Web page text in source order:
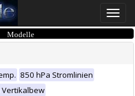
Toggle
850 hPa Stromlinien
Vertikalbew